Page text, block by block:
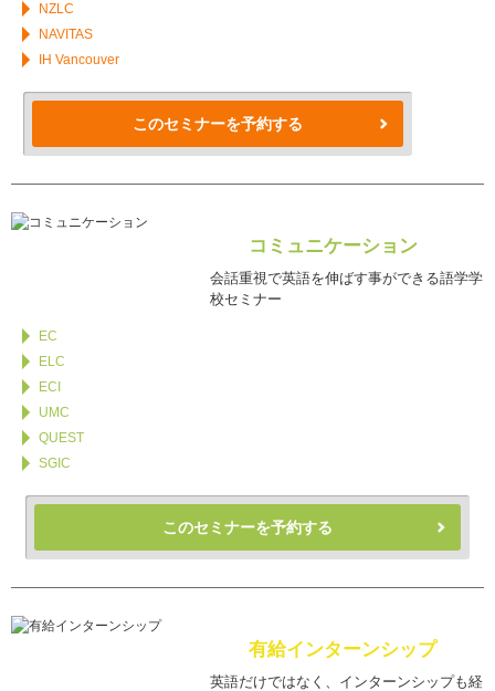
NZLC
NAVITAS
IH Vancouver
このセミナーを予約する
コミュニケーション
会話重視で英語を伸ばす事ができる語学学
校セミナー
EC
ELC
ECI
UMC
QUEST
SGIC
このセミナーを予約する
有給インターンシップ
英語だけではなく、インターンシップも経